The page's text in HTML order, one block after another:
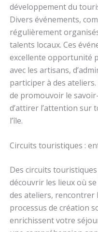
développement du
Divers événements,
régulièrement
talents locaux. Ces
excellente opportunité
avec les artisans,
participer à des
de promouvoir le
d’attirer l’attention sur
l’île.
Circuits touristiques :
Des circuits
découvrir les lieux où
des ateliers, rencontrer
processus de création
enrichissent votre